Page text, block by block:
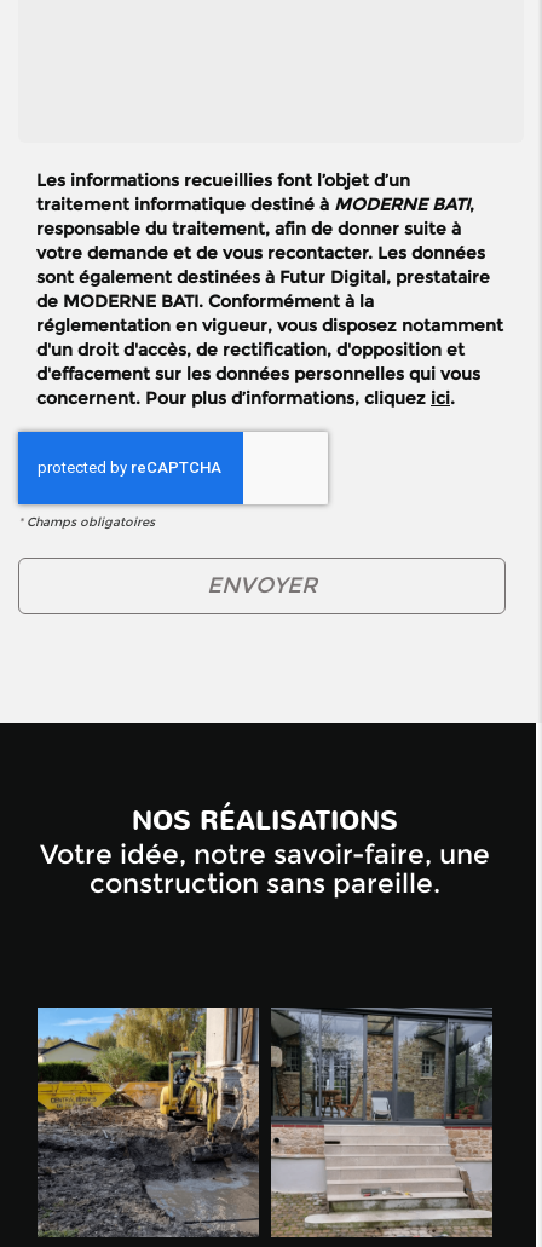
Les informations recueillies font l’objet d’un
traitement informatique destiné à MODERNE BATI,
responsable du traitement, afin de donner suite à
votre demande et de vous recontacter. Les données
sont également destinées à Futur Digital, prestataire
de MODERNE BATI. Conformément à la
réglementation en vigueur, vous disposez notamment
d'un droit d'accès, de rectification, d'opposition et
d'effacement sur les données personnelles qui vous
concernent. Pour plus d’informations, cliquez ici.
* Champs obligatoires
NOS RÉALISATIONS
Votre idée, notre savoir-faire, une
construction sans pareille.